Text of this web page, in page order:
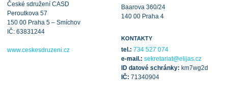
České sdružení CASD
Peroutkova 57
150 00 Praha 5 – Smíchov
IČ: 63831244
www.ceskesdruzeni.cz
Baarova 360/24
140 00 Praha 4
KONTAKTY
tel.: 734 527 074
e-mail.: sekretariat@elijas.cz
ID datové schránky: km7wg2d
IČ: 71340904